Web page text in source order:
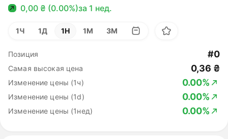
0,00 ₴ (0.00%)за 1 нед.
1Ч 1Д 1Н 1М 3М
Позиция #0
Самая высокая цена 0,36 ₴
Изменение цены (1ч) 0.00%
Изменение цены (1d) 0.00%
Изменение цены (1нед) 0.00%